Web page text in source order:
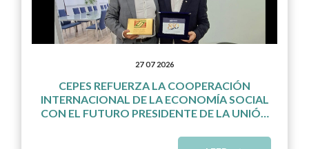
27 07 2026
CEPES REFUERZA LA COOPERACIÓN
INTERNACIONAL DE LA ECONOMÍA SOCIAL
CON EL FUTURO PRESIDENTE DE LA UNIÓN